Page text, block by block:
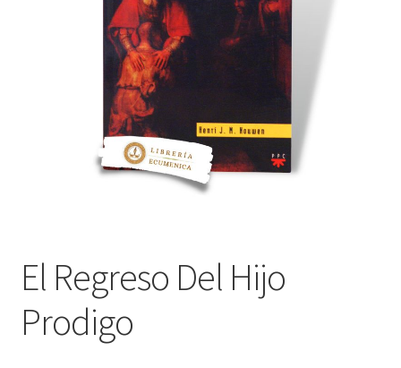
Política de privacidad
El Regreso Del Hijo
Prodigo